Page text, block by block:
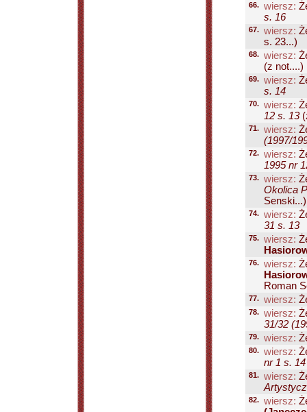
66. wiersz:
s. 16
67. wiersz:
s. 23...)
68. wiersz:
(z not....)
69. wiersz:
s. 14
70. wiersz:
12 s. 13
71. wiersz:
(1997/
72. wiersz:
1995 nr
73. wiersz:
Okolica
Senski...)
74. wiersz:
31 s. 13
75. wiersz:
76. wiersz:
Roman
77. wiersz:
78. wiersz:
31/32
79. wiersz:
80. wiersz:
nr 1 s. 14
81. wiersz:
82. wiersz: